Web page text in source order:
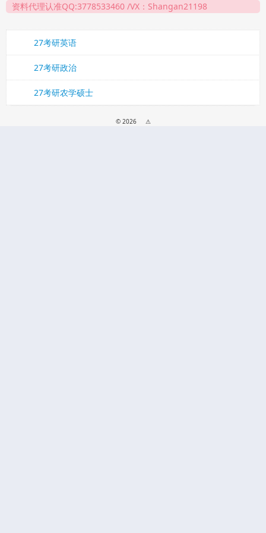
资料代理认准QQ:3778533460 /VX：Shangan21198
27考研英语
27考研政治
27考研农学硕士
© 2026 ⚠